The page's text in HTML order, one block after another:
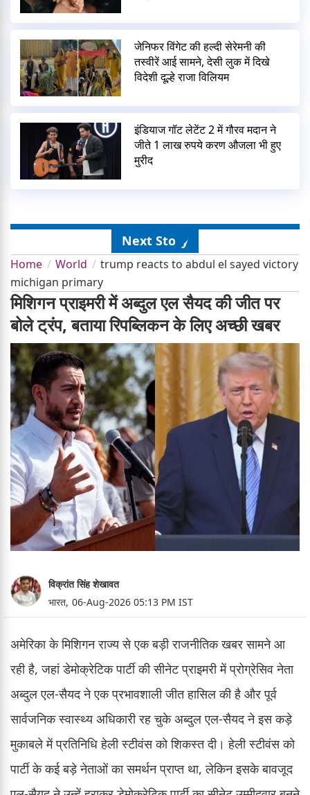
जेनिफर विंगेट की हल्दी सेरेमनी की
तस्वीरें आई सामने, देसी लुक में दिखे
विदेशी दूल्हे राजा विलियम
इंडियाज गॉट लेटेंट 2 में गौरव मदान ने
जीते 1 लाख रुपये करण औजला भी हुए
मुरीद
Next Story
Home World
trump reacts to abdul el sayed victory
michigan primary
मिशिगन प्राइमरी में अब्दुल एल सैयद की जीत पर
बोले ट्रंप, बताया रिपब्लिकन के लिए अच्छी खबर
विक्रांत सिंह शेखावत
भारत, 06-Aug-2026 05:13 PM IST
अमेरिका के मिशिगन राज्य से एक बड़ी राजनीतिक खबर सामने आ
रही है, जहां डेमोक्रेटिक पार्टी की सीनेट प्राइमरी में प्रोग्रेसिव नेता
अब्दुल एल-सैयद ने एक प्रभावशाली जीत हासिल की है और पूर्व
सार्वजनिक स्वास्थ्य अधिकारी रह चुके अब्दुल एल-सैयद ने इस कड़े
मुकाबले में प्रतिनिधि हेली स्टीवंस को शिकस्त दी। हेली स्टीवंस को
पार्टी के कई बड़े नेताओं का समर्थन प्राप्त था, लेकिन इसके बावजूद